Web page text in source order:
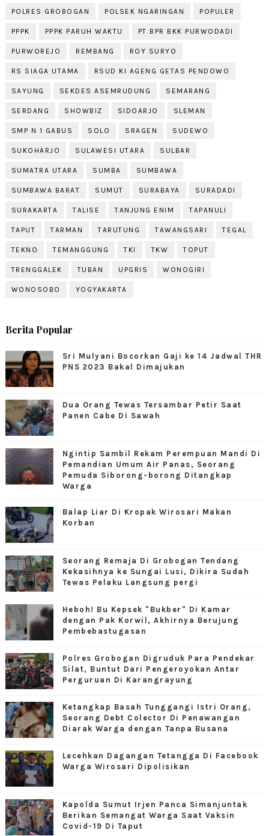
POLRES GROBOGAN POLSEK NGARINGAN POPULER
PPPK PPPK PARUH WAKTU PT BPR BKK PURWODADI
PURWOREJO REMBANG ROY SURYO
RS SIAGA UTAMA RSUD KI AGENG GETAS PENDOWO
SAYUNG SEKDES ASEMRUDUNG SEMARANG
SERDANG SHOWBIZ SIDOARJO SLEMAN
SMP N 1 GABUS SOLO SRAGEN SUDEWO
SUKOHARJO SULAWESI UTARA SULBAR
SUMATRA UTARA SUMBA SUMBAWA
SUMBAWA BARAT SUMUT SURABAYA SURADADI
SURAKARTA TALISE TANJUNG ENIM TAPANULI
TAPUT TARMAN TARUTUNG TAWANGSARI TEGAL
TEKNO TEMANGGUNG TKI TKW TOPUT
TRENGGALEK TUBAN UPGRIS WONOGIRI
WONOSOBO YOGYAKARTA
Berita Popular
Sri Mulyani Bocorkan Gaji ke 14 Jadwal THR
PNS 2023 Bakal Dimajukan
Dua Orang Tewas Tersambar Petir Saat
Panen Cabe Di Sawah
Ngintip Sambil Rekam Perempuan Mandi Di
Pemandian Umum Air Panas, Seorang
Pemuda Siborong-borong Ditangkap
Warga
Balap Liar Di Kropak Wirosari Makan
Korban
Seorang Remaja Di Grobogan Tendang
Kekasihnya ke Sungai Lusi, Dikira Sudah
Tewas Pelaku Langsung pergi
Heboh! Bu Kepsek "Bukber" Di Kamar
dengan Pak Korwil, Akhirnya Berujung
Pembebastugasan
Polres Grobogan Digruduk Para Pendekar
Silat, Buntut Dari Pengeroyokan Antar
Perguruan Di Karangrayung
Ketangkap Basah Tunggangi Istri Orang,
Seorang Debt Colector Di Penawangan
Diarak Warga dengan Tanpa Busana
Lecehkan Dagangan Tetangga Di Facebook
Warga Wirosari Dipolisikan
Kapolda Sumut Irjen Panca Simanjuntak
Berikan Semangat Warga Saat Vaksin
Covid-19 Di Taput